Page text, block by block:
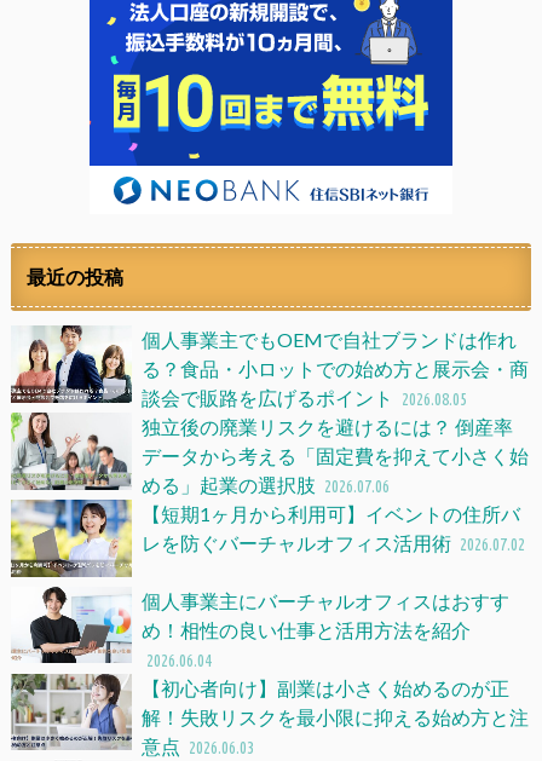
最近の投稿
個人事業主でもOEMで自社ブランドは作れ
る？食品・小ロットでの始め方と展示会・商
談会で販路を広げるポイント
2026.08.05
独立後の廃業リスクを避けるには？ 倒産率
データから考える「固定費を抑えて小さく始
める」起業の選択肢 2026.07.06
【短期1ヶ月から利用可】イベントの住所バ
レを防ぐバーチャルオフィス活用術 2026.07.02
個人事業主にバーチャルオフィスはおすす
め！相性の良い仕事と活用方法を紹介
2026.06.04
【初心者向け】副業は小さく始めるのが正
解！失敗リスクを最小限に抑える始め方と注
意点 2026.06.03